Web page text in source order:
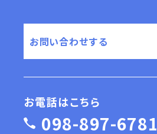
お問い合わせする
お電話はこちら
098-897-6781